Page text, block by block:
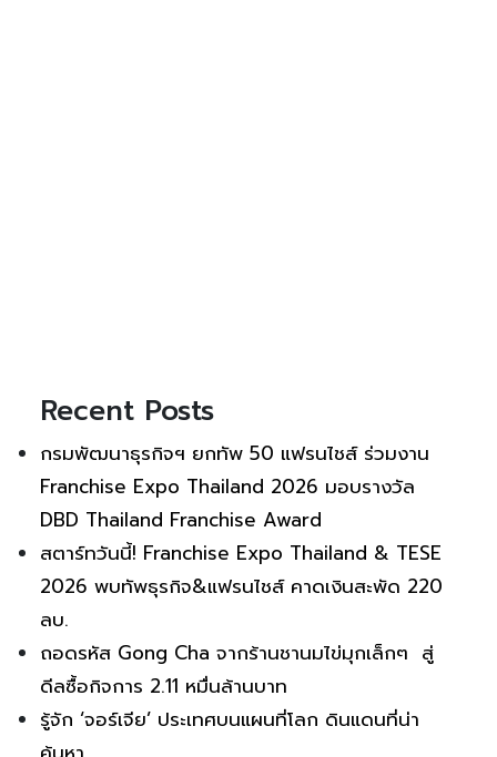
Recent Posts
กรมพัฒนาธุรกิจฯ ยกทัพ 50 แฟรนไชส์ ร่วมงาน
Franchise Expo Thailand 2026 มอบรางวัล
DBD Thailand Franchise Award
สตาร์ทวันนี้! Franchise Expo Thailand & TESE
2026 พบทัพธุรกิจ&แฟรนไชส์ คาดเงินสะพัด 220
ลบ.
ถอดรหัส Gong Cha จากร้านชานมไข่มุกเล็กๆ สู่
ดีลซื้อกิจการ 2.11 หมื่นล้านบาท
รู้จัก ‘จอร์เจีย’ ประเทศบนแผนที่โลก ดินแดนที่น่า